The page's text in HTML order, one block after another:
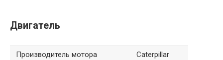
Двигатель
Производитель мотора
Caterpillar